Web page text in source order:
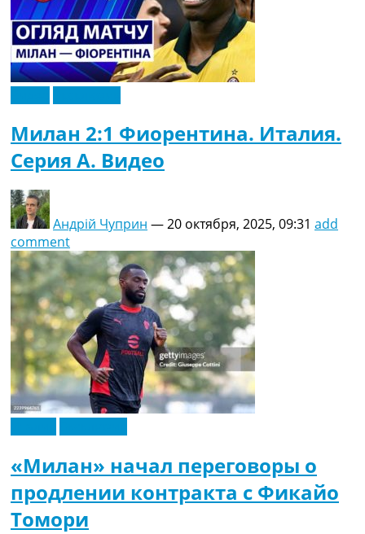
Милан 2:1 Фиорентина. Италия.
Серия A. Видео
Андрій Чуприн —20 октября, 2025, 09:31 add
comment
«Милан» начал переговоры о
продлении контракта с Фикайо
Томори